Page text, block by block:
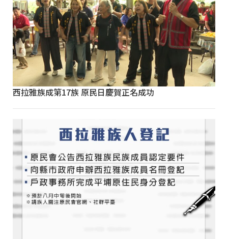
西拉雅族成第17族 原民日慶賀正名成功